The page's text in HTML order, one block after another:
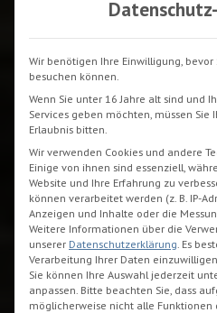
Wir benötigen Ihre Einwilligung, bevor
besuchen können.
Wenn Sie unter 16 Jahre alt sind und
Services geben möchten, müssen
Erlaubnis bitten.
Wir verwenden Cookies und andere
Einige von ihnen sind essenziell,
Website und Ihre Erfahrung zu
können verarbeitet werden (z. B. IP-
Anzeigen und Inhalte oder die
Weitere Informationen über die
unserer Datenschutzerklärung Es
Verarbeitung Ihrer Daten
Sie können Ihre Auswahl jederzeit
anpassen. Bitte beachten Sie, dass
möglicherweise nicht alle Funktionen